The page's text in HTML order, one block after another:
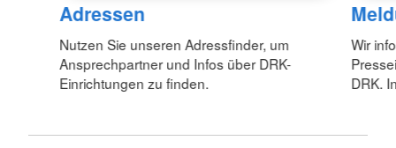
Adressen
Nutzen Sie unseren Adressfinder, um
Ansprechpartner und Infos über DRK-
Einrichtungen zu finden.
Wir
DRK.